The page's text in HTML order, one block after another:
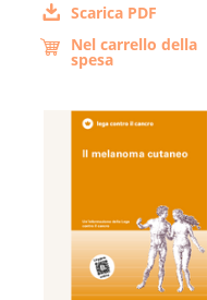
Scarica PDF
Nel carrello della
spesa